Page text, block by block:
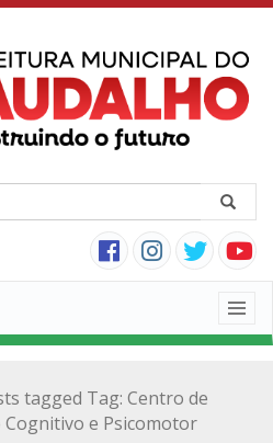
tagged Tag: Centro de
e Psicomotor